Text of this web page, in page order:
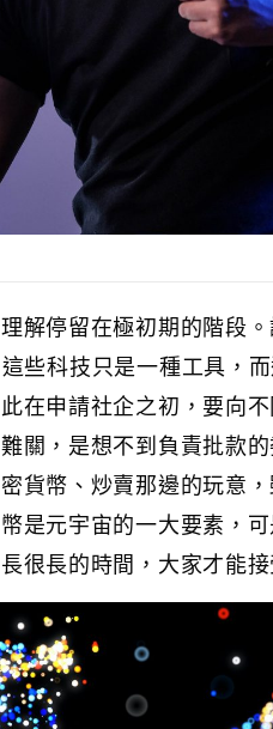
解停留在極初期的階段
些科技只是一種工具，
在申請社企之初，要向
關，是想不到負責批款
貨幣、炒賣那邊的玩意
是元宇宙的一大要素，
很長的時間，大家才能接